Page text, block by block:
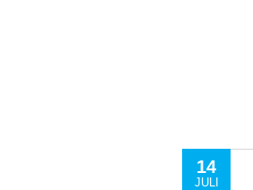
14
JULI